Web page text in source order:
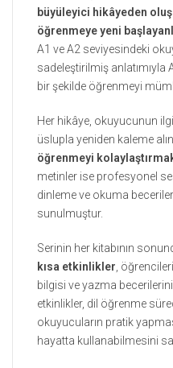
büyüleyici hikâyeden
öğrenmeye yeni
A1 ve A2 seviyesindeki
sadeleştirilmiş anlatımıyla
bir şekilde öğrenmeyi
Her hikâye, okuyucunun
üslupla yeniden kaleme
öğrenmeyi
metinler ise profesyonel
dinleme ve okuma
sunulmuştur.
Serinin her kitabının
kısa etkinlikler ,
bilgisi ve yazma
etkinlikler, dil öğrenme
okuyucuların pratik
hayatta kullanabilmesini